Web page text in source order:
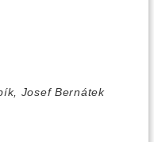
Josef Bernátek